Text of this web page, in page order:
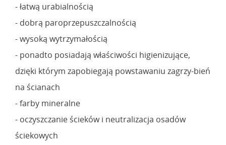
- łatwą urabialnością
- dobrą paroprzepuszczalnością
- wysoką wytrzymałością
- ponadto posiadają właściwości higienizujące,
dzięki którym zapobiegają powstawaniu zagrzy-bień
na ścianach
- farby mineralne
- oczyszczanie ścieków i neutralizacja osadów
ściekowych